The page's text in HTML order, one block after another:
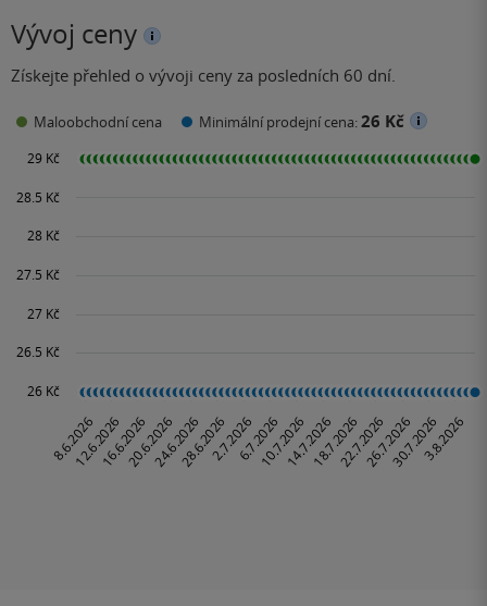
Vývoj ceny
Získejte přehled o vývoji ceny za posledních 60 dní.
Maloobchodní cena Minimální prodejní cena:26 Kč